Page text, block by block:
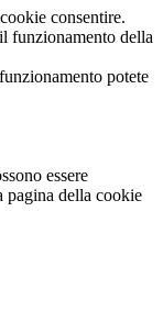
consentire.
funzionamento della
potete
essere
pagina della cookie